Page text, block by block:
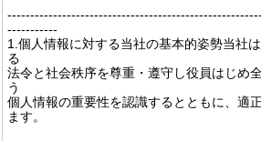
-----------
1.個人情報に対する当社の基本的姿勢当社
る
法令と社会秩序を尊重・遵守し役員はじめ
う
個人情報の重要性を認識するとともに、適
ます。